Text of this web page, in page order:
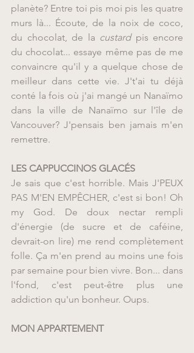
planète? Entre toi pis moi pis les quatre
murs là... Écoute, de la noix de coco,
du chocolat, de la custard pis encore
du chocolat... essaye même pas de me
convaincre qu'il y a quelque chose de
meilleur dans cette vie. J't'ai tu déjà
conté la fois où j'ai mangé un Nanaïmo
dans la ville de Nanaïmo sur l'île de
Vancouver? J'pensais ben jamais m'en
remettre.
LES CAPPUCCINOS GLACÉS
Je sais que c'est horrible. Mais J'PEUX
PAS M'EN EMPÊCHER, c'est si bon! Oh
my God. De doux nectar rempli
d'énergie (de sucre et de caféine,
devrait-on lire) me rend complètement
folle. Ça m'en prend au moins une fois
par semaine pour bien vivre. Bon... dans
l'fond, c'est peut-être plus une
addiction qu'un bonheur. Oups.
MON APPARTEMENT